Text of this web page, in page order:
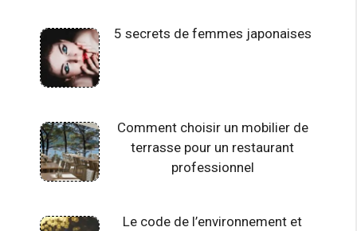
5 secrets de femmes japonaises
Comment choisir un mobilier de
terrasse pour un restaurant
professionnel
Le code de l’environnement et